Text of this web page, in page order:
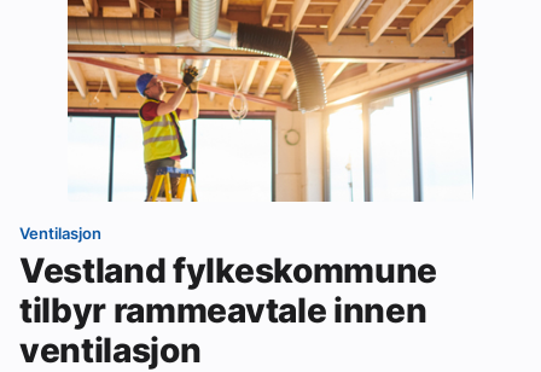
Ventilasjon
Vestland fylkeskommune
tilbyr rammeavtale innen
ventilasjon